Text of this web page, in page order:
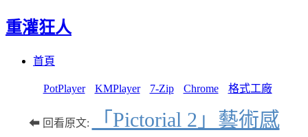
重灌狂人
首頁
PotPlayer KMPlayer 7-Zip Chrome 格式工廠
⬅ 回看原文:
「Pictorial 2」藝術感